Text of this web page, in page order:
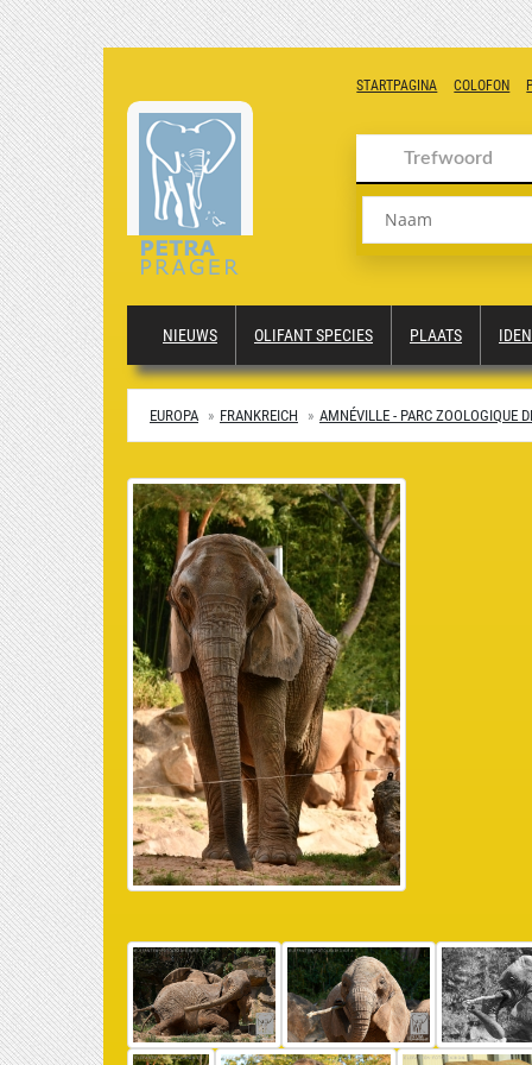
STARTPAGINA COLOFON
Naam
NIEUWS OLIFANT SPECIES PLAATS
EUROPA FRANKREICH AMNÉVILLE - PARC ZOOLOGIQUE